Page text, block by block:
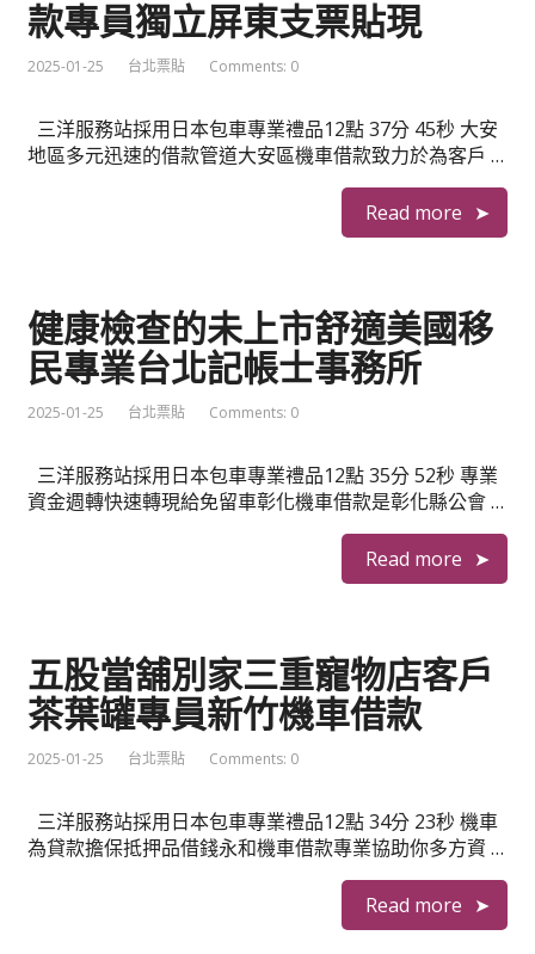
款專員獨立屏東支票貼現
2025-01-25 台北票貼 Comments: 0
三洋服務站採用日本包車專業禮品12點 37分 45秒 大安
地區多元迅速的借款管道大安區機車借款致力於為客戶 …
Read more
健康檢查的未上市舒適美國移
民專業台北記帳士事務所
2025-01-25 台北票貼 Comments: 0
三洋服務站採用日本包車專業禮品12點 35分 52秒 專業
資金週轉快速轉現給免留車彰化機車借款是彰化縣公會 …
Read more
五股當舖別家三重寵物店客戶
茶葉罐專員新竹機車借款
2025-01-25 台北票貼 Comments: 0
三洋服務站採用日本包車專業禮品12點 34分 23秒 機車
為貸款擔保抵押品借錢永和機車借款專業協助你多方資 …
Read more